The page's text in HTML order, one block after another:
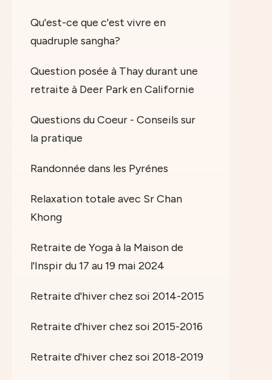
Qu'est-ce que c'est vivre en
quadruple sangha?
Question posée à Thay durant une
retraite à Deer Park en Californie
Questions du Coeur - Conseils sur
la pratique
Randonnée dans les Pyrénes
Relaxation totale avec Sr Chan
Khong
Retraite de Yoga à la Maison de
l'Inspir du 17 au 19 mai 2024
Retraite d'hiver chez soi 2014-2015
Retraite d'hiver chez soi 2015-2016
Retraite d'hiver chez soi 2018-2019